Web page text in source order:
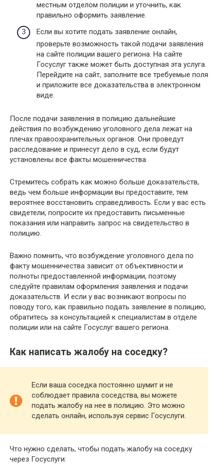
местным отделом полиции и уточнить, как
правильно оформить заявление.
Если вы хотите подать заявление онлайн,
проверьте возможность такой подачи заявления
на сайте полиции вашего региона. На сайте
Госуслуг также может быть доступная эта услуга.
Перейдите на сайт, заполните все требуемые поля
и приложите все доказательства в электронном
виде.
После подачи заявления в полицию дальнейшие
действия по возбуждению уголовного дела лежат на
плечах правоохранительных органов. Они проведут
расследование и принесут дело в суд, если будут
установлены все факты мошенничества.
Стремитесь собрать как можно больше доказательств,
ведь чем больше информации вы предоставите, тем
вероятнее восстановить справедливость. Если у вас есть
свидетели, попросите их предоставить письменные
показания или направить запрос на свидетельство в
полицию.
Важно помнить, что возбуждение уголовного дела по
факту мошенничества зависит от объективности и
полноты предоставленной информации, поэтому
следуйте правилам оформления заявления и подачи
доказательств. И если у вас возникают вопросы по
поводу того, как правильно подать заявление в полицию,
обратитесь за консультацией к специалистам в отделе
полиции или на сайте Госуслуг вашего региона.
Как написать жалобу на соседку?
Если ваша соседка постоянно шумит и не
соблюдает правила соседства, вы можете
подать жалобу на нее в полицию. Это можно
сделать онлайн, используя сервис Госуслуги.
Что нужно сделать, чтобы подать жалобу на соседку
через Госуслуги: